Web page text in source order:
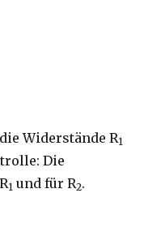
Widerstände R1
Die
1 und für R2.